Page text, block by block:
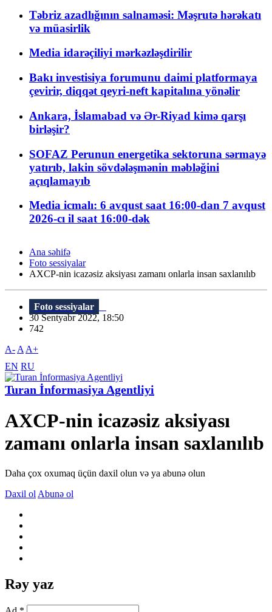
Təbriz azadlığının salnaməsi: Məşrutə hərəkatı
və müasirlik
Media idarəçiliyi mərkəzləşdirilir
Bakı investisiya forumunu daimi platformaya
çevirir, diqqət qeyri-neft kapitalına yönəlir
Ankara, İslamabad və Ər-Riyad kimə qarşı
birləşir?
SOFAZ Perunun energetika sektoruna sərmayə
yatırıb, lakin sövdələşmənin məbləğini
açıqlamayıb
Media icmalı: 6 avqust saat 16:00-dan 7 avqust
2026-cı il saat 16:00-dək
Ana səhifə
Foto sessiyalar
AXCP-nin icazəsiz aksiyası zamanı onlarla insan saxlanılıb
Foto sessiyalar
30 Sentyabr 2022, 18:50
742
A- A A+
EN RU
Turan İnformasiya Agentliyi
AXCP-nin icazəsiz aksiyası
zamanı onlarla insan saxlanılıb
Daha çox oxumaq üçün daxil olun və ya abunə olun
Daxil ol Abunə ol
Rəy yaz